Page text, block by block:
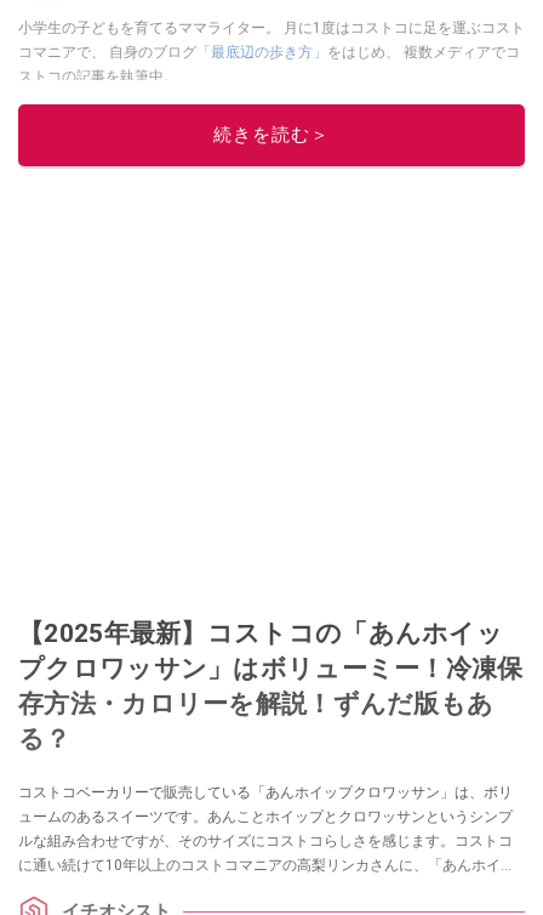
小学生の子どもを育てるママライター。 月に1度はコストコに足を運ぶコスト
コマニアで、 自身のブログ 「最底辺の歩き方」 をはじめ、 複数メディアでコ
ストコの記事を執筆中。
このイチオシストの他の記事を読む
続きを読む＞
【2025年最新】コストコの「あんホイッ
プクロワッサン」はボリューミー！冷凍保
存方法・カロリーを解説！ずんだ版もあ
る？
コストコベーカリーで販売している「あんホイップクロワッサン」は、ボリ
ュームのあるスイーツです。あんことホイップとクロワッサンというシンプ
ルな組み合わせですが、そのサイズにコストコらしさを感じます。コストコ
に通い続けて10年以上のコストコマニアの高梨リンカさんに、「あんホイッ